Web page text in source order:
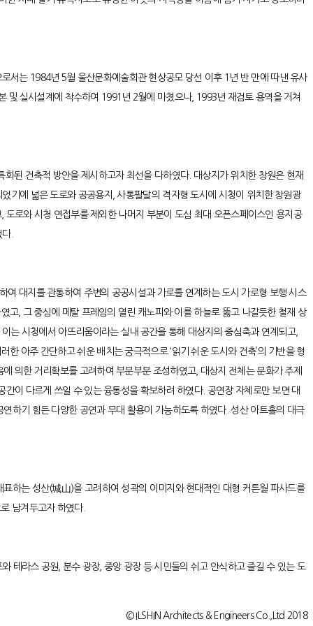
서는 1984년 5월 울산문화예술회관 현상공모 당선 이후 1년 반 만에 따낸 유사
및 실시설계에 착수하여 1991년 2월에 마쳤으나, 1993년 재검토 용역을 거쳐
된 건축적 방안을 제시하고자 최선을 다하였다. 대상지가 위치한 창원은 현재
기에 넓은 도로와 공공용지, 사통팔달의 격자형 도시에 시청이 위치한 창원광
로와 시청 연접부를 제외한 나머지 부분이 도심 최대 오픈스페이스인 용지공
.
대지를 관통하여 주변의 공공시설과 가로를 연계하는 도시 가로형 보행 시스
고, 그 중심에 메탈 프레임의 열린 캐노피와 이를 하늘로 뚫고 나갈듯한 철재 상
는 시청에서 아뜨리움이라는 실내 공간을 통해 대상지의 중심축과 연계되고,
아주 간단하고 쉬운 배치는 궁극적으로 ‘읽기 쉬운 도시와 건축’의 기반을 형
의한 거리확보를 고려하여 부분부분 조성하였고, 대상지 전체는 문화가 주제
이 다르게 쓰일 수 있는 융통성을 확보하려 하였다. 공연장 자체로만 보면 대
하기 힘든 다양한 공연과 무대 활용이 가능하도록 하였다. 성산 아트홀의 대극
하는 성산(城山)을 고려하여 성곽의 이미지와 현대적인 대형 커튼월 파사드를
남겨두고자 하였다.
테라스 공원, 분수 광장, 중앙 광장 등 시민들의 쉬고 안식하고 즐길 수 있는 도
© ILSHIN Architects & Engineers Co.,Ltd 2018